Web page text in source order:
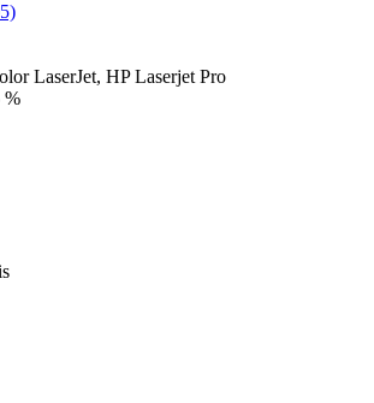
LaserJet, HP Laserjet Pro
%